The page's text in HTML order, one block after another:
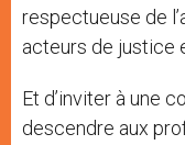
respectueuse de
acteurs de justice
Et d’inviter à une
descendre aux